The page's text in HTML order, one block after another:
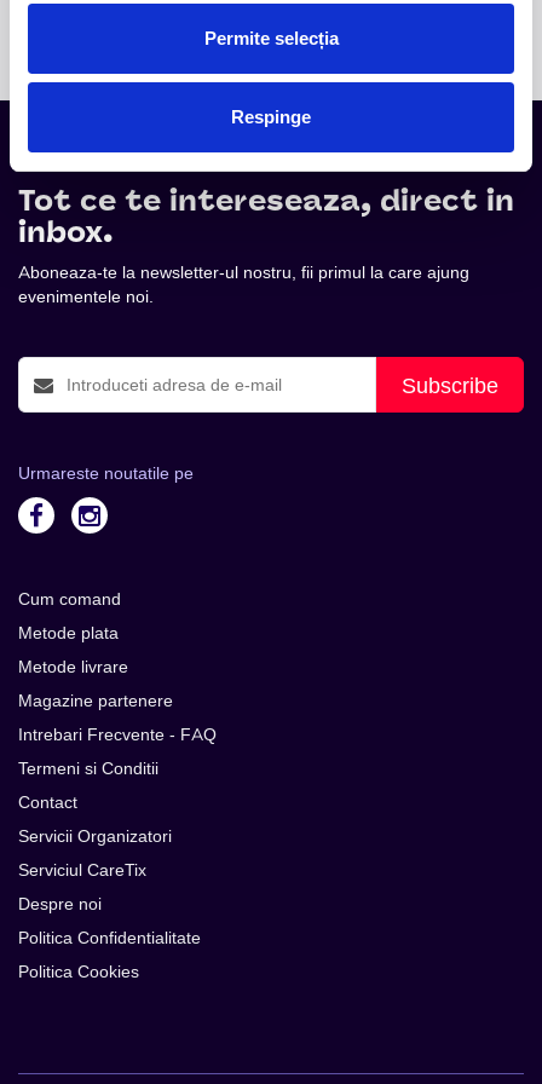
Permite selecția
Respinge
Tot ce te intereseaza, direct in
inbox.
Aboneaza-te la newsletter-ul nostru, fii primul la care ajung
evenimentele noi.
Subscribe
Urmareste noutatile pe
Cum comand
Metode plata
Metode livrare
Magazine partenere
Intrebari Frecvente - FAQ
Termeni si Conditii
Contact
Servicii Organizatori
Serviciul CareTix
Despre noi
Politica Confidentialitate
Politica Cookies